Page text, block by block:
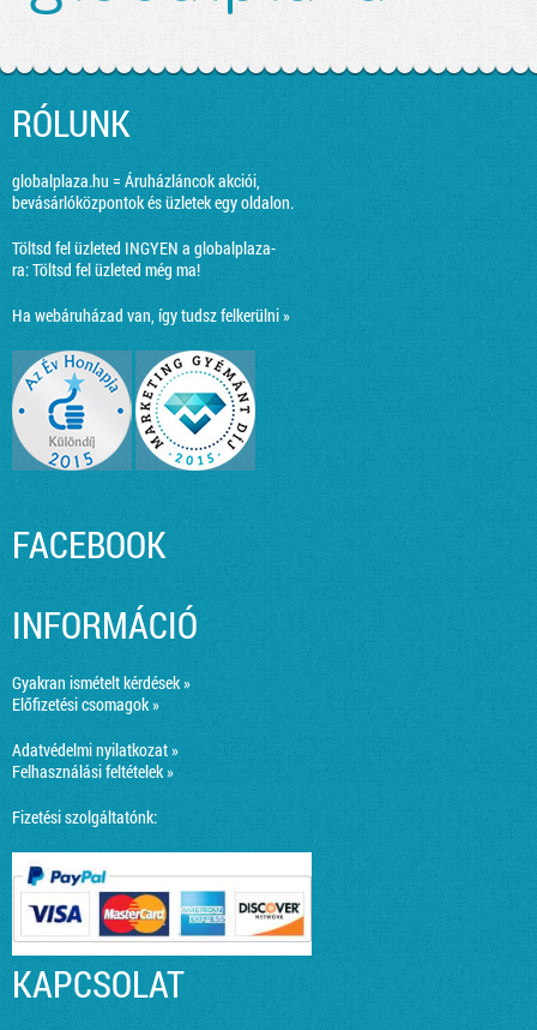
RÓLUNK
globalplaza.hu = Áruházláncok akciói,
bevásárlóközpontok és üzletek egy oldalon.
Töltsd fel üzleted INGYEN a globalplaza-
ra:Töltsd fel üzleted még ma!
Ha webáruházad van, így tudsz felkerülni »
FACEBOOK
INFORMÁCIÓ
Gyakran ismételt kérdések »
Előfizetési csomagok »
Adatvédelmi nyilatkozat »
Felhasználási feltételek »
Fizetési szolgáltatónk:
KAPCSOLAT